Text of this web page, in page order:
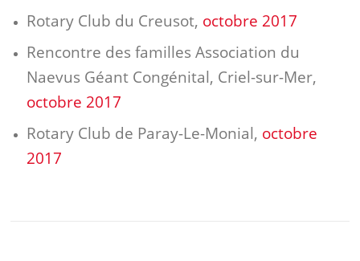
Rotary Club du Creusot, octobre 2017
Rencontre des familles Association du
Naevus Géant Congénital, Criel-sur-Mer,
octobre 2017
Rotary Club de Paray-Le-Monial, octobre
2017